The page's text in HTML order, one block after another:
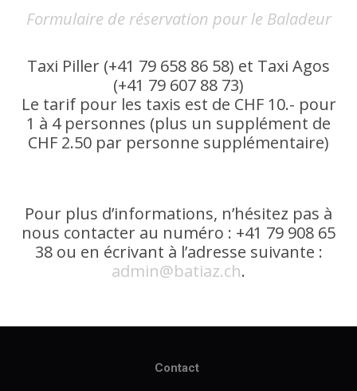
Formulaire de réservation pour le Baladeur
Taxi Piller (+41 79 658 86 58) et Taxi Agos
(+41 79 607 88 73)
Le tarif pour les taxis est de CHF 10.- pour
1 à 4 personnes (plus un supplément de
CHF 2.50 par personne supplémentaire)
Pour plus d’informations, n’hésitez pas à
nous contacter au numéro : +41 79 908 65
38 ou en écrivant à l’adresse suivante :
admin@batiaz.ch.
Contact